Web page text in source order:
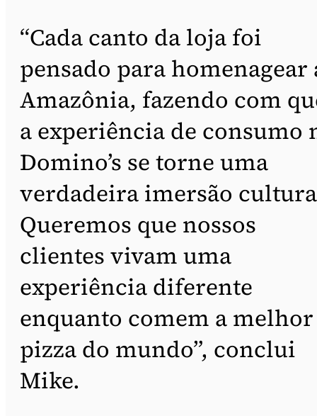
“Cada canto da loja foi
pensado para homenagear
Amazônia, fazendo com
a experiência de consumo
Domino’s se torne uma
verdadeira imersão
Queremos que nossos
clientes vivam uma
experiência diferente
enquanto comem a melhor
pizza do mundo”, conclui
Mike.